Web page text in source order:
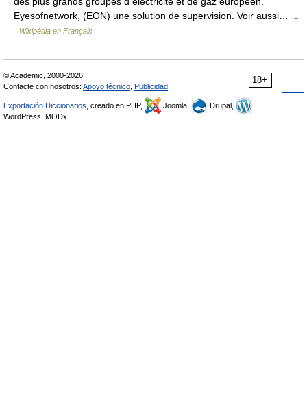
Eyesofnetwork, (EON) une solution de supervision. Voir aussi… …
Wikipédia en Français
18+
© Academic, 2000-2026
Contacte con nosotros: Apoyo técnico, Publicidad
Exportación Diccionarios, creado en PHP, Joomla,
Drupal,
WordPress, MODx.